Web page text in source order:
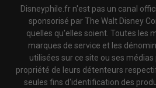
Disneyphile.fr n'est pas un canal
sponsorisé par The Walt Disney
quelles qu'elles soient. Toutes les
marques de service et les
utilisées sur ce site ou ses
propriété de leurs détenteurs
seules fins d'identification des